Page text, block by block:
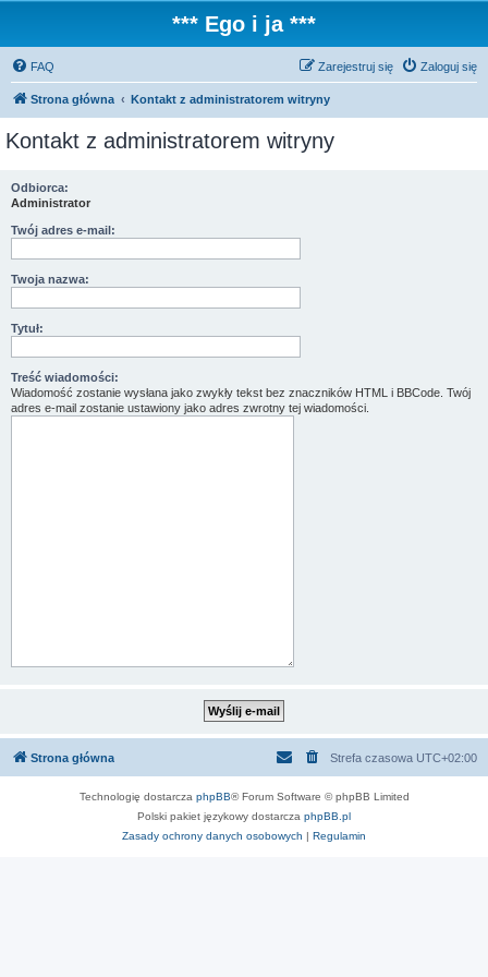
*** Ego i ja ***
FAQ Zaloguj się
Zarejestruj się
Strona główna Kontakt z administratorem witryny
Kontakt z administratorem witryny
Odbiorca:
Administrator
Twój adres e-mail:
Twoja nazwa:
Tytuł:
Treść wiadomości:
Wiadomość zostanie wysłana jako zwykły tekst bez znaczników HTML i BBCode. Twój
adres e-mail zostanie ustawiony jako adres zwrotny tej wiadomości.
Strona główna Strefa czasowa UTC+02:00
Technologię dostarcza phpBB® Forum Software © phpBB Limited
Polski pakiet językowy dostarcza phpBB.pl
Zasady ochrony danych osobowych | Regulamin